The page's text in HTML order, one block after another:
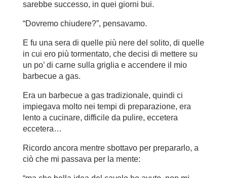
sarebbe successo, in quei giorni bui.
“Dovremo chiudere?”, pensavamo.
E fu una sera di quelle più nere del solito, di quelle
in cui ero più tormentato, che decisi di mettere su
un po’ di carne sulla griglia e accendere il mio
barbecue a gas.
Era un barbecue a gas tradizionale, quindi ci
impiegava molto nei tempi di preparazione, era
lento a cucinare, difficile da pulire, eccetera
eccetera…
Ricordo ancora mentre sbottavo per prepararlo, a
ciò che mi passava per la mente: